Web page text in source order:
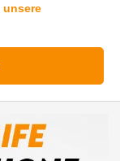
unsere